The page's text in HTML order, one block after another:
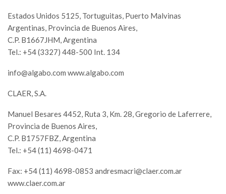
Estados Unidos 5125, Tortuguitas, Puerto Malvinas
Argentinas, Provincia de Buenos Aires,
C.P. B1667JHM, Argentina
Tel.: +54 (3327) 448-500 Int. 134
info@algabo.com www.algabo.com
CLAER, S.A.
Manuel Besares 4452, Ruta 3, Km. 28, Gregorio de Laferrere,
Provincia de Buenos Aires,
C.P. B1757FBZ, Argentina
Tel.: +54 (11) 4698-0471
Fax: +54 (11) 4698-0853 andresmacri@claer.com.ar
www.claer.com.ar